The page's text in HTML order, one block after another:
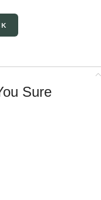
Sure